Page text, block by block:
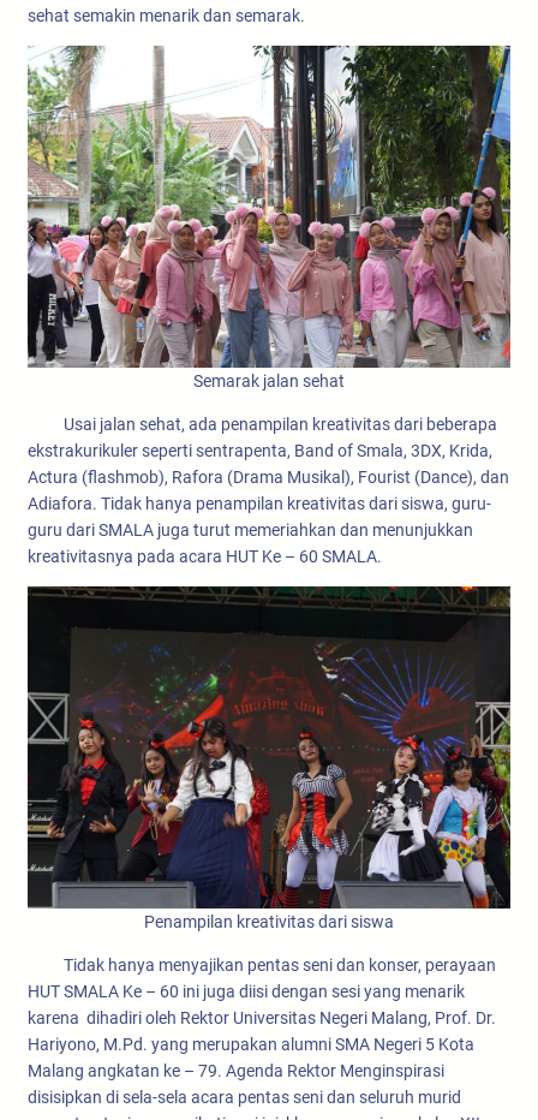
sehat semakin menarik dan semarak.
Semarak jalan sehat
Usai jalan sehat, ada penampilan kreativitas dari beberapa
ekstrakurikuler seperti sentrapenta, Band of Smala, 3DX, Krida,
Actura (flashmob), Rafora (Drama Musikal), Fourist (Dance), dan
Adiafora. Tidak hanya penampilan kreativitas dari siswa, guru-
guru dari SMALA juga turut memeriahkan dan menunjukkan
kreativitasnya pada acara HUT Ke – 60 SMALA.
Penampilan kreativitas dari siswa
Tidak hanya menyajikan pentas seni dan konser, perayaan
HUT SMALA Ke – 60 ini juga diisi dengan sesi yang menarik
karena dihadiri oleh Rektor Universitas Negeri Malang, Prof. Dr.
Hariyono, M.Pd. yang merupakan alumni SMA Negeri 5 Kota
Malang angkatan ke – 79. Agenda Rektor Menginspirasi
disisipkan di sela-sela acara pentas seni dan seluruh murid